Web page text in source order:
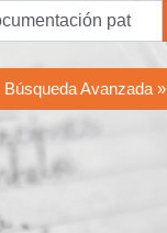
Búsqueda Avanzada »